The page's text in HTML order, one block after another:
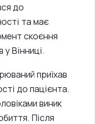
до
та має
скоєння
Вінниці.
приїхав
до пацієнта.
виник
Після